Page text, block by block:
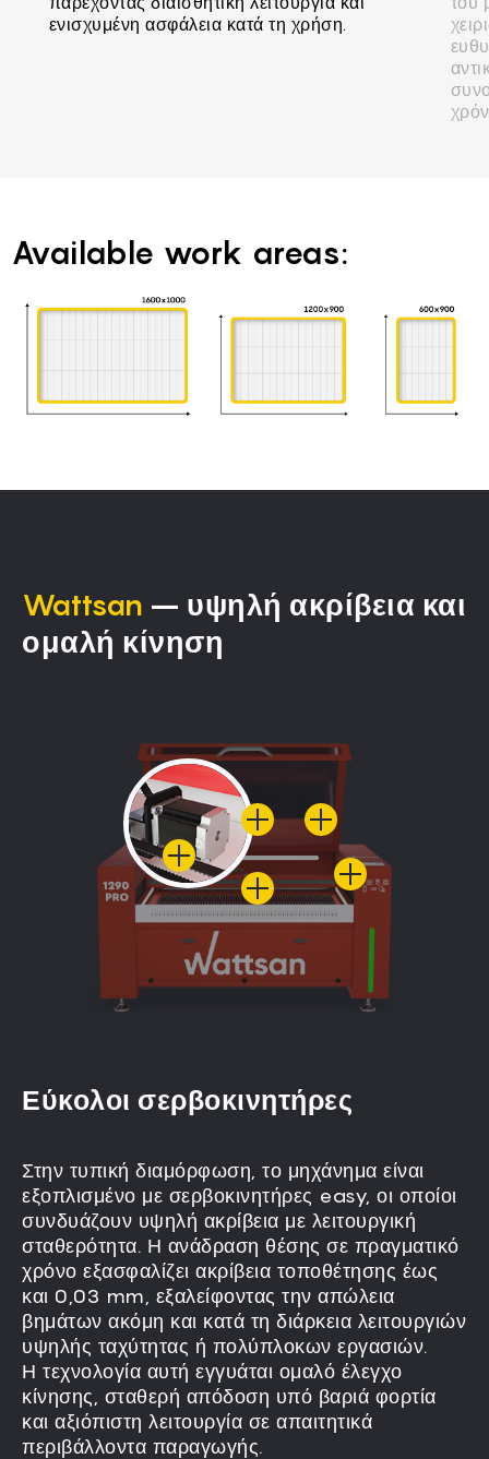
ενισχυμένη ασφάλεια κατά τη χρήση.
Available work areas:
Wattsan – υψηλή ακρίβεια και
ομαλή κίνηση
Εύκολοι σερβοκινητήρες
Στην τυπική διαμόρφωση, το μηχάνημα είναι
εξοπλισμένο με σερβοκινητήρες easy, οι οποίοι
συνδυάζουν υψηλή ακρίβεια με λειτουργική
σταθερότητα. Η ανάδραση θέσης σε πραγματικό
χρόνο εξασφαλίζει ακρίβεια τοποθέτησης έως
και 0,03 mm, εξαλείφοντας την απώλεια
βημάτων ακόμη και κατά τη διάρκεια λειτουργιών
υψηλής ταχύτητας ή πολύπλοκων εργασιών.
Η τεχνολογία αυτή εγγυάται ομαλό έλεγχο
κίνησης, σταθερή απόδοση υπό βαριά φορτία
και αξιόπιστη λειτουργία σε απαιτητικά
περιβάλλοντα παραγωγής.
Όλα τα κινούμενα μέρη, συμπεριλαμβανομένης
της γέφυρας, είναι πλήρως κλειστά, ώστε να
εμποδίζουν την είσοδο σκόνης και να
εξασφαλίζουν λειτουργία χωρίς κραδασμούς.